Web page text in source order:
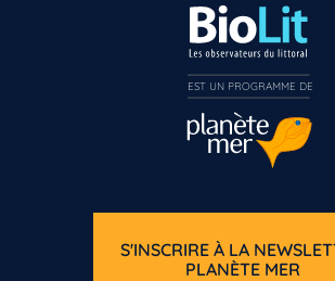
S'INSCRIRE À LA
PLANÈTE MER